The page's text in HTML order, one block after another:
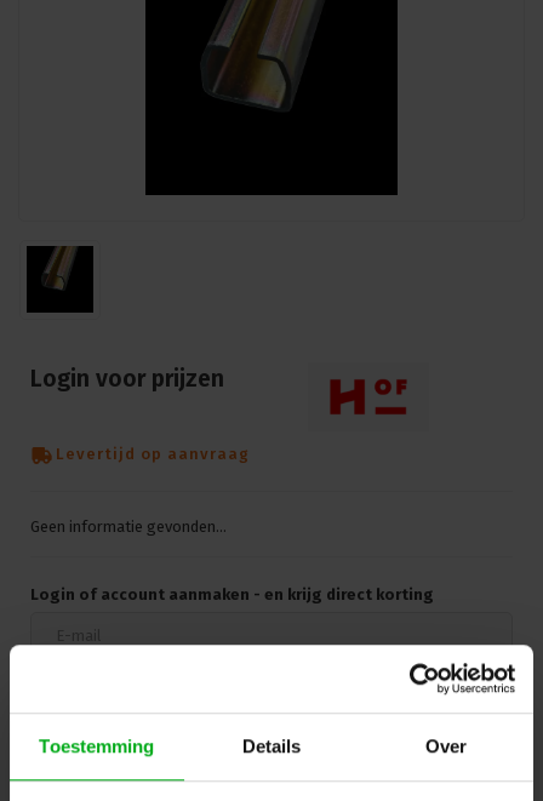
Toestemming Details Over
Login voor prijzen
Levertijd op aanvraag
Geen informatie gevonden...
Login of account aanmaken - en krijg direct korting